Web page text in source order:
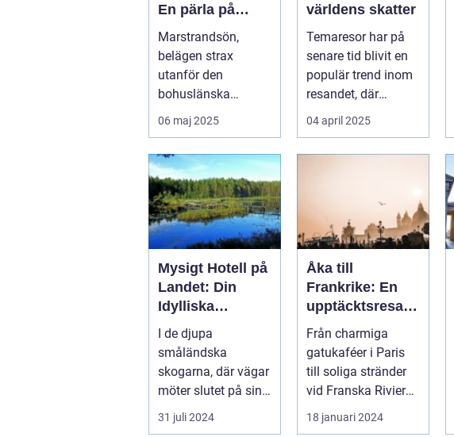
En pärla på
västkusten
Marstrandsön,
belägen strax
utanför den
bohuslänska
kusten, är känd so...
06 maj 2025
världens skatter
Temaresor har på
senare tid blivit en
populär trend inom
resandet, där
resenäre...
04 april 2025
Mysigt Hotell på
Landet: Din
Idylliska
Tillflyktsort i
Småland
I de djupa
småländska
skogarna, där vägar
möter slutet på sin
str&au...
31 juli 2024
Åka till
Frankrike: En
upptäcktsresa
av kultur,
historia och god
mat
Från charmiga
gatukaféer i Paris
till soliga stränder
vid Franska Rivieran
Frankrike erbjuder
en må...
18 januari 2024